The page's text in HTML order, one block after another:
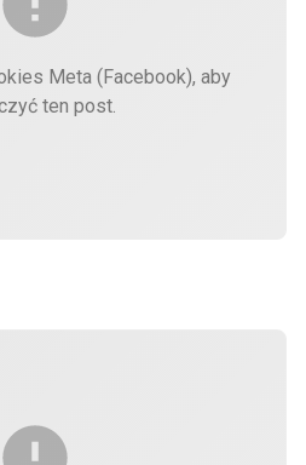
Meta (Facebook), aby
ten post.